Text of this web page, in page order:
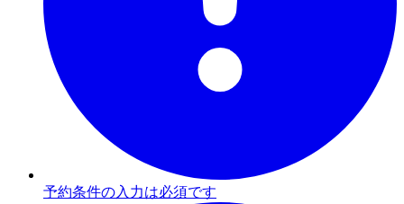
予約条件の入力は必須です